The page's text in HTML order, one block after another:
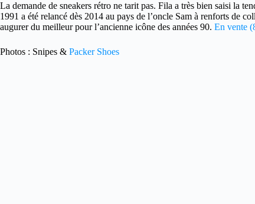
La demande de sneakers rétro ne tarit pas. Fila a très bien saisi la
1991 a été relancé dès 2014 au pays de l’oncle Sam à renforts de
augurer du meilleur pour l’ancienne icône des années 90. En vente
Photos : Snipes & Packer Shoes